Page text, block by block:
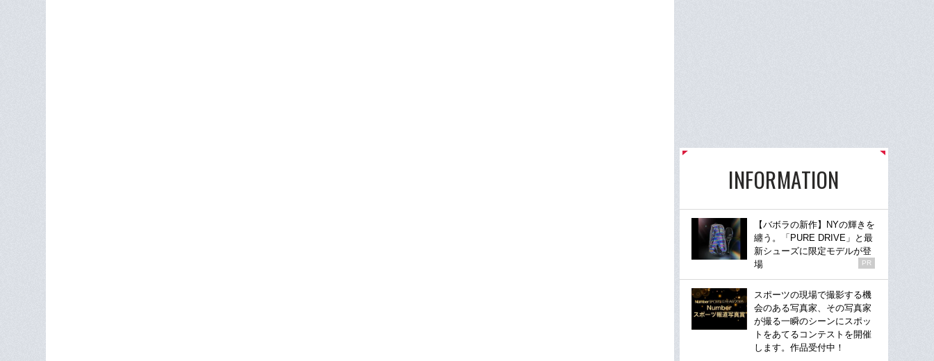
INFORMATION
【バボラの新作】NYの輝きを
纏う。「PURE DRIVE」と最
新シューズに限定モデルが登
場
PR
スポーツの現場で撮影する機
会のある写真家、その写真家
が撮る一瞬のシーンにスポッ
トをあてるコンテストを開催
します。作品受付中！